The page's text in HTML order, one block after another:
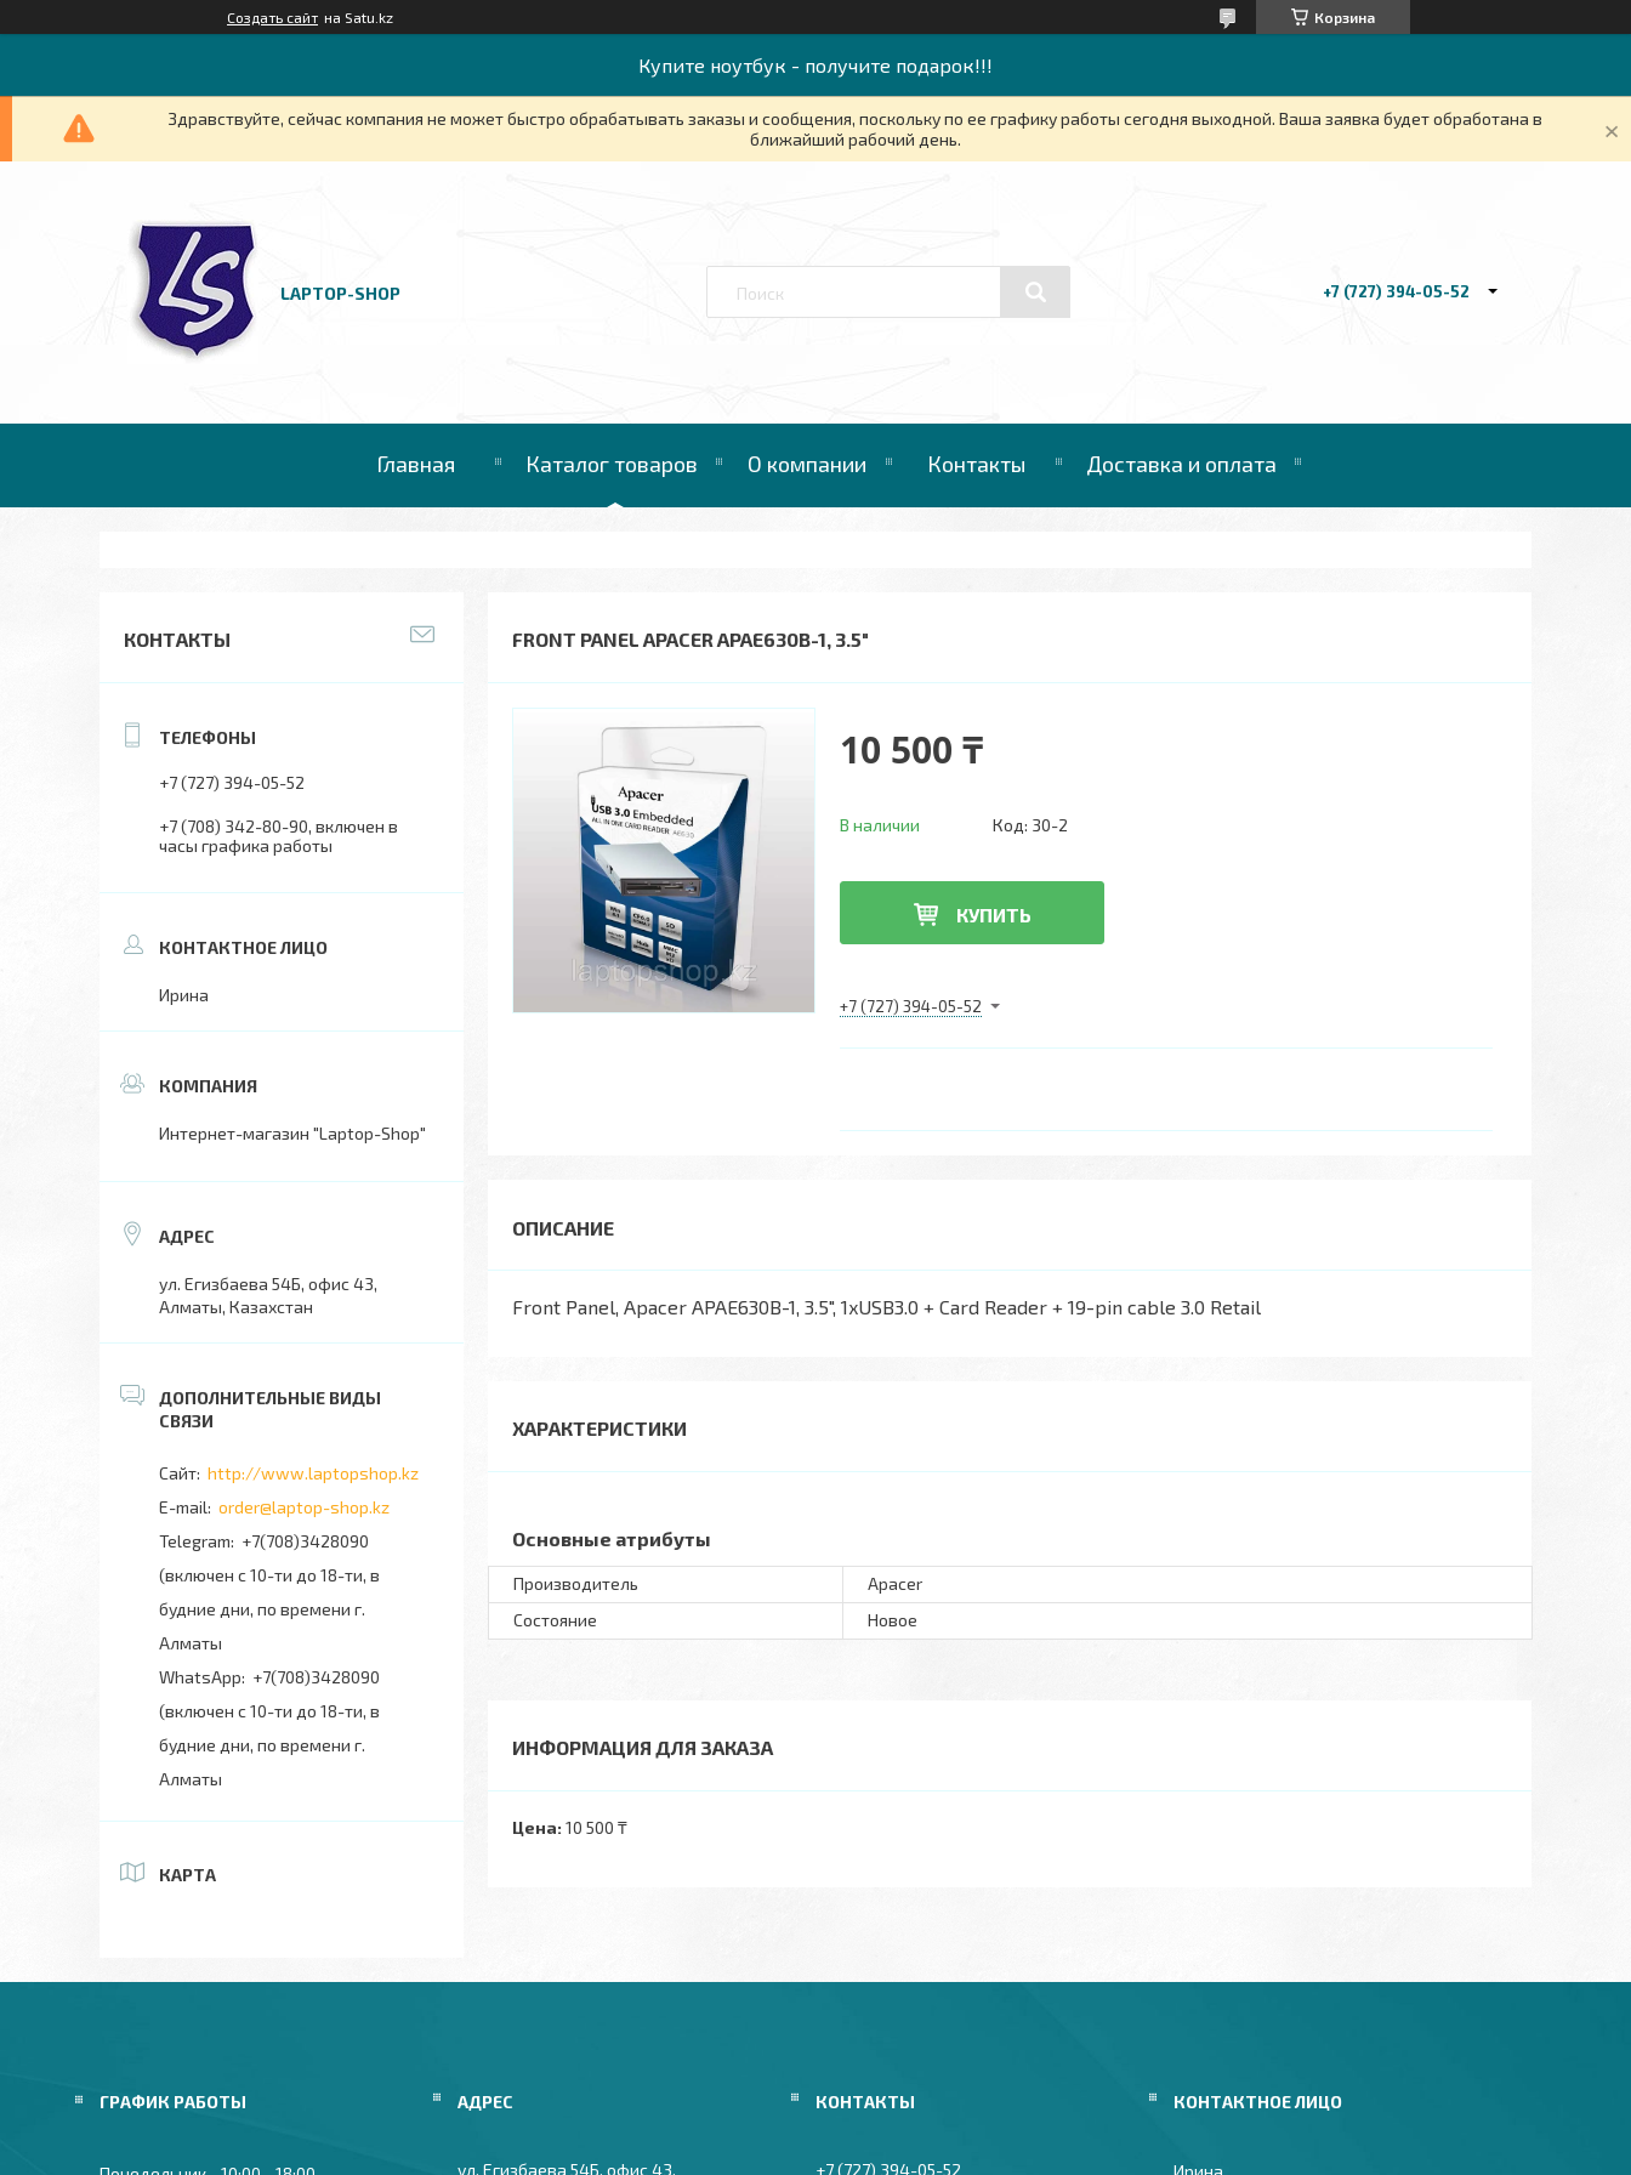
Создать сайт на Satu.kz Корзина
Купите ноутбук - получите подарок!!!
Здравствуйте, сейчас компания не может быстро обрабатывать заказы и сообщения, поскольку по ее графику работы сегодня выходной. Ваша заявка будет обработана в
ближайший рабочий день.
LAPTOP-SHOP +7 (727) 394-05-52
Главная Каталог товаров О компании Контакты Доставка и оплата
FRONT PANEL APACER APAE630B-1, 3.5"
10 500 ₸
В наличии Код: 30-2
КУПИТЬ
+7 (727) 394-05-52
Front Panel, Apacer APAE630B-1, 3.5", 1xUSB3.0 + Card Reader + 19-pin cable 3.0 Retail
ХАРАКТЕРИСТИКИ
Основные атрибуты
Производитель
Apacer
Состояние
Новое
ИНФОРМАЦИЯ ДЛЯ ЗАКАЗА
Цена: 10 500 ₸
КОНТАКТЫ
+7 (727) 394-05-52
+7 (708) 342-80-90 включен в
часы графика работы
Ирина
Интернет-магазин "Laptop-Shop"
ул. Егизбаева 54Б, офис 43,
Алматы, Казахстан
http://www.laptopshop.kz
order@laptop-shop.kz
+7(708)3428090
(включен с 10-ти до 18-ти, в
будние дни, по времени г.
Алматы
+7(708)3428090
(включен с 10-ти до 18-ти, в
будние дни, по времени г.
Алматы
КАРТА
ГРАФИК РАБОТЫ
ул. Егизбаева 54Б, офис 43, +7 (727) 394-05-52 Ирина